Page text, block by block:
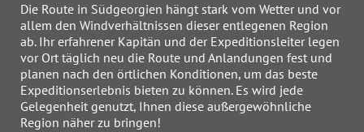
Die Route in Südgeorgien hängt stark vom Wetter und vor
allem den Windverhältnissen dieser entlegenen Region
ab. Ihr erfahrener Kapitän und der Expeditionsleiter legen
vor Ort täglich neu die Route und Anlandungen fest und
planen nach den örtlichen Konditionen, um das beste
Expeditionserlebnis bieten zu können. Es wird jede
Gelegenheit genutzt, Ihnen diese außergewöhnliche
Region näher zu bringen!